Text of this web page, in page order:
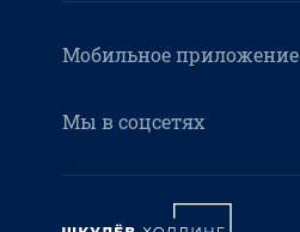
Мобильное приложение
Мы в соцсетях